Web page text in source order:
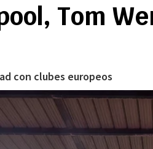
Tom
con clubes europeos